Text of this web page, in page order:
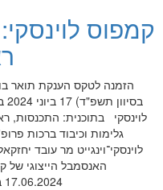
קמפוס
לוינסקי בתוכנית: התכנסות,
גלימות וכיבוד ברכות
לוינסקי־וינגייט מר עובד
האנסמבל הייצוגי של
17.06.2024 בשעה 21:00-18:00